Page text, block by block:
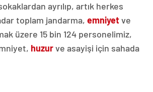
ayrılıp, artık herkes
toplam jandarma, emniyetve
üzere 15 bin 124 personelimiz,
huzurve asayişi için sahada